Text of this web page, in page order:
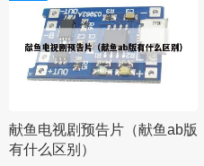
献鱼电视剧预告片（献鱼ab版
有什么区别）